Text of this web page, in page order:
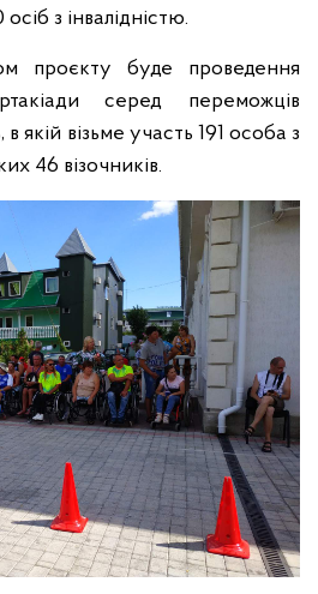
з інвалідністю.
проєкту буде проведення
серед переможців
якій візьме участь 191 особа з
46 візочників.